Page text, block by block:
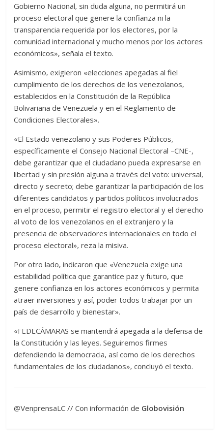
Gobierno Nacional, sin duda alguna, no permitirá un
proceso electoral que genere la confianza ni la
transparencia requerida por los electores, por la
comunidad internacional y mucho menos por los actores
económicos», señala el texto.
Asimismo, exigieron «elecciones apegadas al fiel
cumplimiento de los derechos de los venezolanos,
establecidos en la Constitución de la República
Bolivariana de Venezuela y en el Reglamento de
Condiciones Electorales».
«El Estado venezolano y sus Poderes Públicos,
específicamente el Consejo Nacional Electoral –CNE-,
debe garantizar que el ciudadano pueda expresarse en
libertad y sin presión alguna a través del voto: universal,
directo y secreto; debe garantizar la participación de los
diferentes candidatos y partidos políticos involucrados
en el proceso, permitir el registro electoral y el derecho
al voto de los venezolanos en el extranjero y la
presencia de observadores internacionales en todo el
proceso electoral», reza la misiva.
Por otro lado, indicaron que «Venezuela exige una
estabilidad política que garantice paz y futuro, que
genere confianza en los actores económicos y permita
atraer inversiones y así, poder todos trabajar por un
país de desarrollo y bienestar».
«FEDECÁMARAS se mantendrá apegada a la defensa de
la Constitución y las leyes. Seguiremos firmes
defendiendo la democracia, así como de los derechos
fundamentales de los ciudadanos», concluyó el texto.
@VenprensaLC // Con información de Globovisión